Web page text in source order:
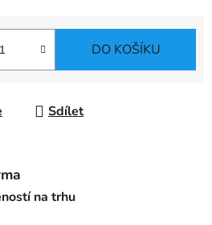
DO KOŠÍKU
Sdílet
na trhu